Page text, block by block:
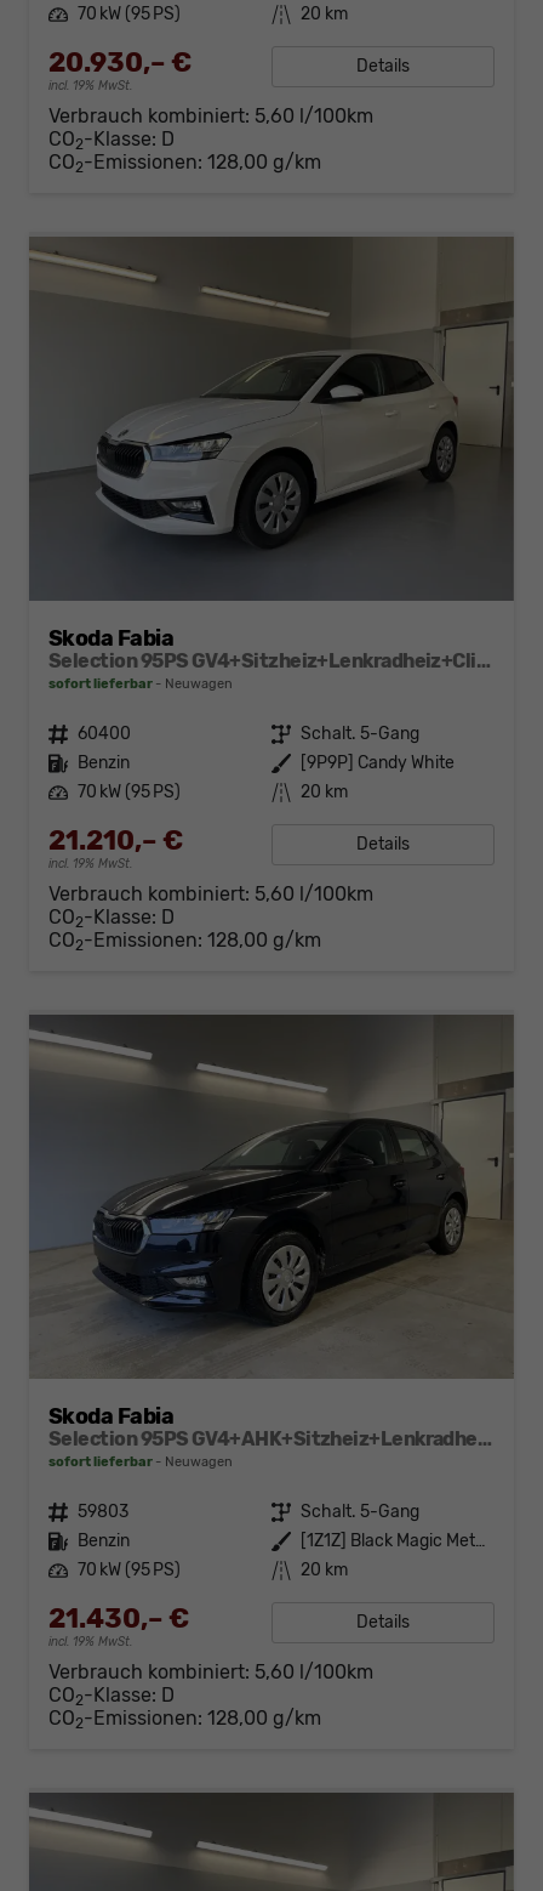
Leistung 70 kW (95 PS) Kilometerstand 20 km
20.930,– €
incl. 19% MwSt.
Details
Verbrauch kombiniert: 5,60 l/100km
CO2-Klasse: D
CO2-Emissionen: 128,00 g/km
Skoda Fabia
Selection 95PS GV4+Sitzheiz+Lenkradheiz+Climatronic+Sunset+AppConnect+PDC
sofort lieferbar Neuwagen
Fahrzeugnr. 60400 Getriebe Schalt. 5-Gang
Kraftstoff Benzin Außenfarbe
[9P9P] Candy White
Leistung 70 kW (95 PS) Kilometerstand 20 km
21.210,– €
incl. 19% MwSt.
Details
Verbrauch kombiniert: 5,60 l/100km
CO2-Klasse: D
CO2-Emissionen: 128,00 g/km
Skoda Fabia
Selection 95PS GV4+AHK+Sitzheiz+Lenkradheiz+Climatronic+Tempomat+PDC
sofort lieferbar Neuwagen
Fahrzeugnr. 59803 Getriebe Schalt. 5-Gang
Kraftstoff Benzin Außenfarbe
[1Z1Z] Black Magic Metallic
Leistung 70 kW (95 PS) Kilometerstand 20 km
21.430,– €
incl. 19% MwSt.
Details
Verbrauch kombiniert: 5,60 l/100km
CO2-Klasse: D
CO2-Emissionen: 128,00 g/km